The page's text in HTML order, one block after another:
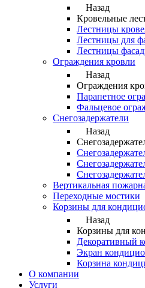
Назад
Кровельные
Лестницы
Лестницы для
Лестницы
Ограждения кровли
Назад
Ограждения
Парапетное
Фальцевое
Снегозадержатели
Назад
Вертикальная
Переходные мостики
Корзины для
Назад
Корзины для
Декоративный
Экран
Корзина
О компании
Услуги